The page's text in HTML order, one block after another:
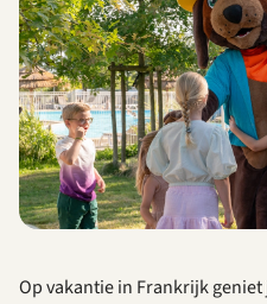
Op vakantie in Frankrijk